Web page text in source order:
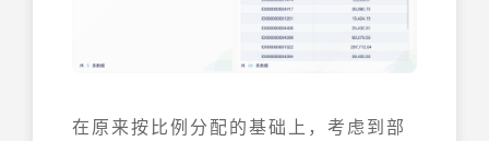
在原来按比例分配的基础上，考虑到部